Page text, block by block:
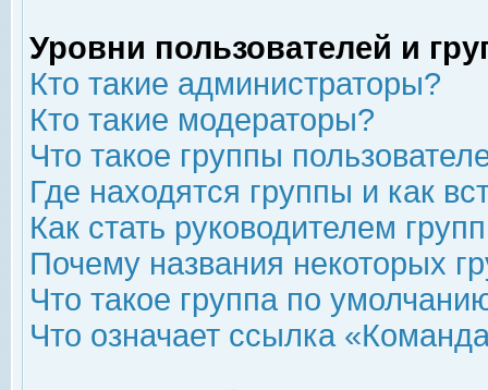
Уровни пользователей и
Кто такие администраторы?
Кто такие модераторы?
Что такое группы
Где находятся группы и как
Как стать руководителем
Почему названия некоторых
Что такое группа по
Что означает ссылка